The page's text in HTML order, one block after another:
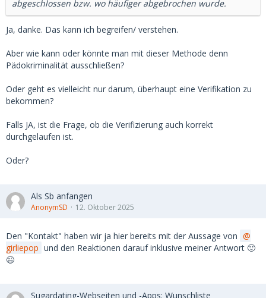
abgeschlossen bzw. wo häufiger abgebrochen wurde.
Ja, danke. Das kann ich begreifen/ verstehen.
Aber wie kann oder könnte man mit dieser Methode denn
Pädokriminalität ausschließen?
Oder geht es vielleicht nur darum, überhaupt eine Verifikation zu
bekommen?
Falls JA, ist die Frage, ob die Verifizierung auch korrekt
durchgelaufen ist.
Oder?
Als Sb anfangen
AnonymSD 12. Oktober 2025
Den "Kontakt" haben wir ja hier bereits mit der Aussage von
girliepop und den Reaktionen darauf inklusive meiner Antwort 🙂
😉
Sugardating-Webseiten und -Apps: Wunschliste